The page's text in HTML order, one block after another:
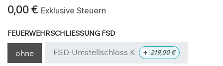
0,00€ Exklusive Steuern
FEUERWEHRSCHLIESSUNG FSD
ohne FSD-Umstellschloss K + 219,00€